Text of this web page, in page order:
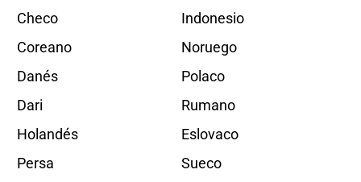
Checo
Coreano
Danés
Dari
Holandés
Persa
Indonesio
Noruego
Polaco
Rumano
Eslovaco
Sueco